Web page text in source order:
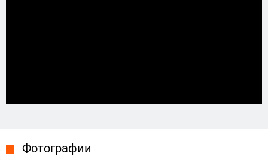
Фотографии